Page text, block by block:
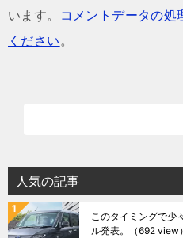
います。
コメントデータの処
ください。
人気の記事
このタイミングで少
ル発表。
（692 view）